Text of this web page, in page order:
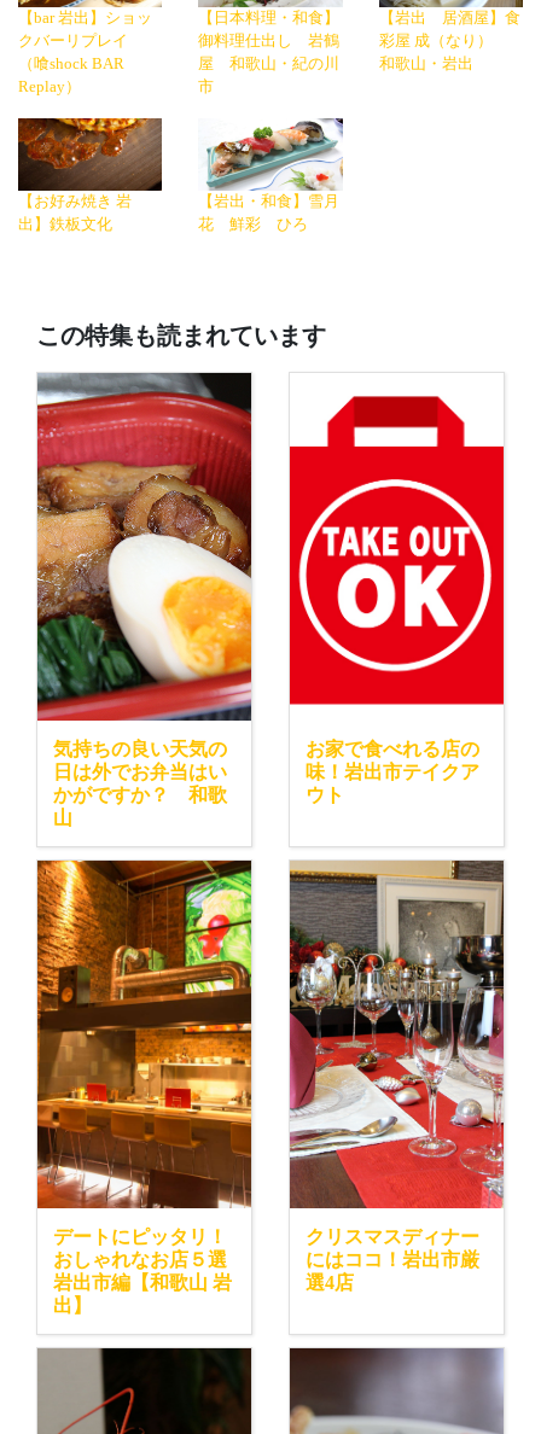
【bar 岩出】ショッ
クバーリプレイ
（喰shock BAR
Replay）
【日本料理・和食】
御料理仕出し 岩鶴
屋 和歌山・紀の川
市
【岩出 居酒屋】食
彩屋 成（なり）
和歌山・岩出
【お好み焼き 岩
出】鉄板文化
【岩出・和食】雪月
花 鮮彩 ひろ
この特集も読まれています
気持ちの良い天気の
日は外でお弁当はい
かがですか？ 和歌
山
お家で食べれる店の
味！岩出市テイクア
ウト
デートにピッタリ！
おしゃれなお店５選
岩出市編【和歌山 岩
出】
クリスマスディナー
にはココ！岩出市厳
選4店